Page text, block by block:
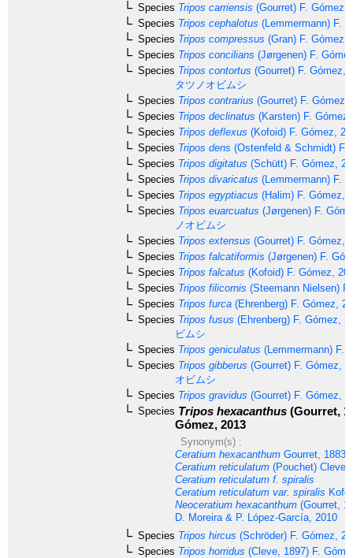
Species Tripos carriensis (Gourret) F. Gómez,
Species Tripos cephalotus (Lemmermann) F.
Species Tripos compressus (Gran) F. Gómez,
Species Tripos concilians (Jørgenen) F.
Species Tripos contortus (Gourret) F. Gómez,
タツノオビムシ
Species Tripos contrarius (Gourret) F. Gómez,
Species Tripos declinatus (Karsten) F.
Species Tripos deflexus (Kofoid) F. Gómez,
Species Tripos dens (Ostenfeld & Schmidt) F.
Species Tripos digitatus (Schütt) F. Gómez,
Species Tripos divaricatus (Lemmermann) F.
Species Tripos egyptiacus (Halim) F. Gómez,
Species Tripos euarcuatus (Jørgenen) F.
ノオビムシ
Species Tripos extensus (Gourret) F. Gómez,
Species Tripos falcatiformis (Jørgenen) F.
Species Tripos falcatus (Kofoid) F. Gómez,
Species Tripos filicornis (Steemann Nielsen)
Species Tripos furca (Ehrenberg) F. Gómez,
Species Tripos fusus (Ehrenberg) F. Gómez,
ビムシ
Species Tripos geniculatus (Lemmermann) F.
Species Tripos gibberus (Gourret) F. Gómez,
オビムシ
Species Tripos gravidus (Gourret) F. Gómez,
Species Tripos hexacanthus (Gourret,
Gómez, 2013
Synonym(s) :
Ceratium hexacanthum Gourret, 1883
Ceratium reticulatum (Pouchet) Cleve,
Ceratium reticulatum f. spiralis
Ceratium reticulatum var. spiralis
Neoceratium hexacanthum (Gourret,
D. Moreira & P. López-García, 2010
Species Tripos hircus (Schröder) F. Gómez,
Species Tripos horridus (Cleve, 1897) F.